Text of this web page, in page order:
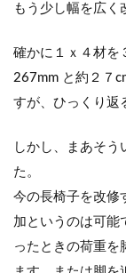
もう少し幅を広く
確かに１ｘ４材を
267mm と約２７
すが、ひっくり返
しかし、まあそう
た。
今の長椅子を改修
加というのは可能
ったときの荷重を